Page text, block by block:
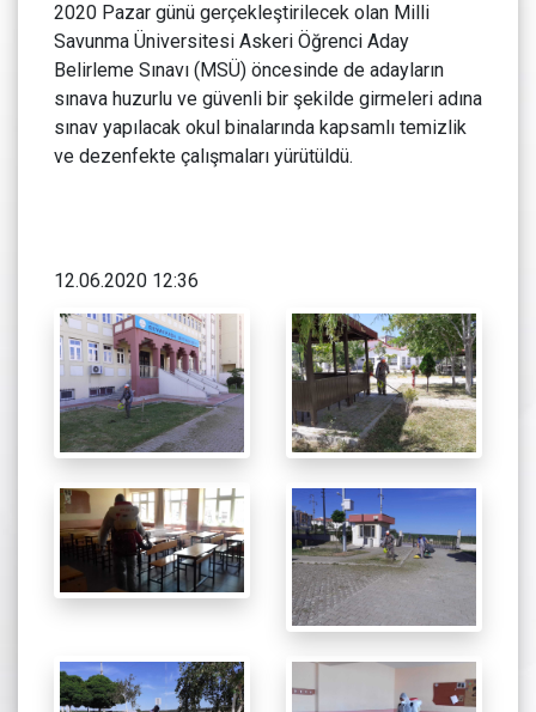
2020 Pazar günü gerçekleştirilecek olan Milli
Savunma Üniversitesi Askeri Öğrenci Aday
Belirleme Sınavı (MSÜ) öncesinde de adayların
sınava huzurlu ve güvenli bir şekilde girmeleri adına
sınav yapılacak okul binalarında kapsamlı temizlik
ve dezenfekte çalışmaları yürütüldü.
12.06.2020 12:36